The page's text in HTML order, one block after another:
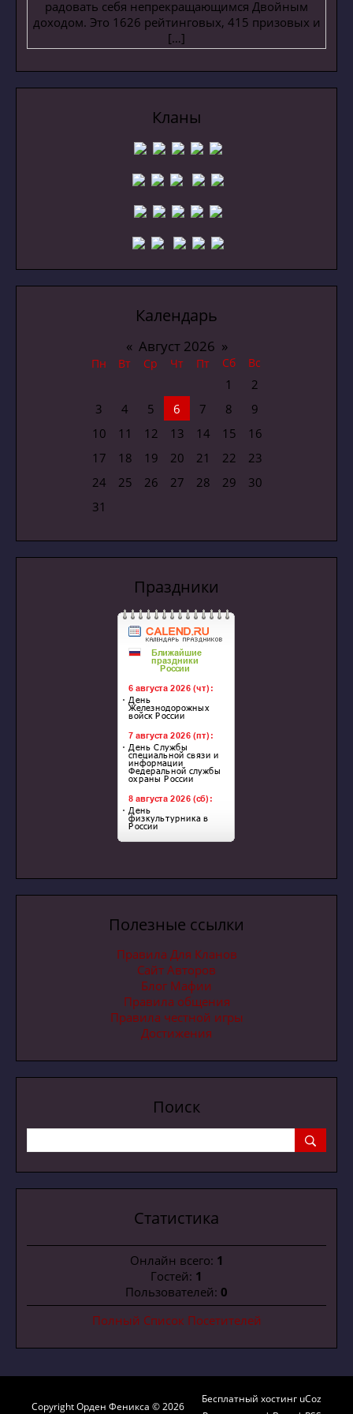
радовать себя непрекращающимся Двойным
доходом. Это 1626 рейтинговых, 415 призовых и
[…]
Кланы
Календарь
« Август 2026 »
Пн Вт Ср Чт Пт Сб Вс
1
2
3
4 5 6 7 8
9
10
11 12 13 14 15
16
17
18 19 20 21 22
23
24
25 26 27 28 29
30
31
Праздники
Полезные ссылки
Правила Для Кланов
Сайт Авторов
Блог Мафии
Правила общения
Правила честной игры
Достижения
Поиск
Статистика
Онлайн всего: 1
Гостей: 1
Пользователей: 0
Полный Список Посетителей
Copyright Орден Феникса © 2026
Бесплатный хостинг uCoz